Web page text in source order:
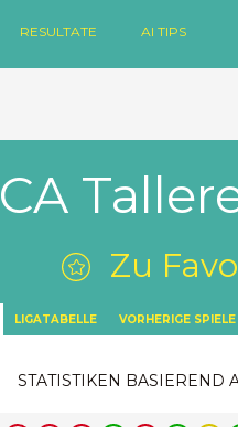
RESULTATE AI TIPS
CA
Zu
LIGATABELLE VORHERIGE SPIELE
STATISTIKEN BASIEREND